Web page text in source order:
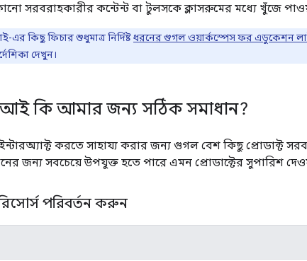
সরবরাহকারীর কন্টেন্ট বা টুলসকে ক্লাসরুমের মধ্যে খুঁজে
এর কিছু ফিচার শুধুমাত্র নির্দিষ্টধরনের গুগল ওয়ার্কস্পেস ফর এডুকেশন
দেখুন।
কি আমার জন্য সঠিক সমাধান?
ইন্টারঅ্যাক্ট করতে সাহায্য করার জন্য গুগল বেশ কিছু প্রোডাক্ট
জন্য সবচেয়ে উপযুক্ত হতে পারে এমন প্রোডাক্টের সুপারিশ
রিসোর্স পরিবর্তন করুন